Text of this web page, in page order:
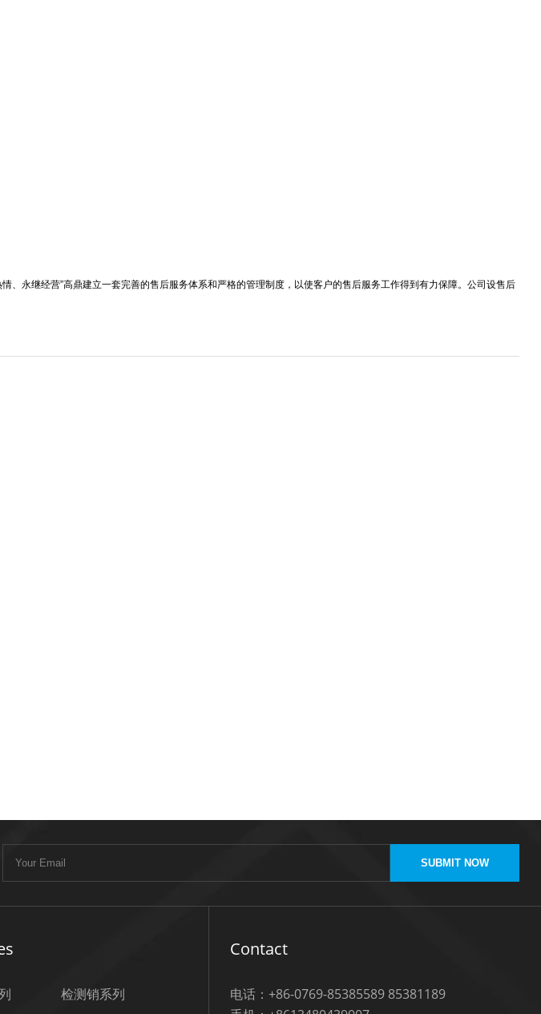
、永继经营”高鼎建立一套完善的售后服务体系和严格的管理制度，以使客户的售后服务工作得到有力保障。公司设售后
SUBMIT NOW
检测销系列
Contact
电话：+86-0769-85385589 85381189